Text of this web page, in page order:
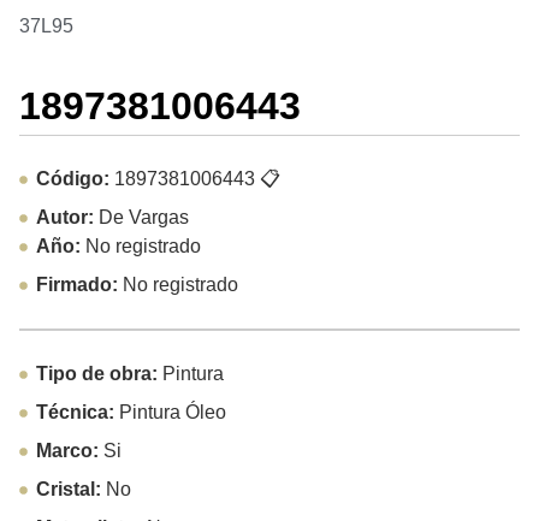
37L95
1897381006443
Código: 1897381006443📋
Autor: De Vargas
Año: No registrado
Firmado: No registrado
Tipo de obra: Pintura
Técnica: Pintura Óleo
Marco: Si
Cristal: No